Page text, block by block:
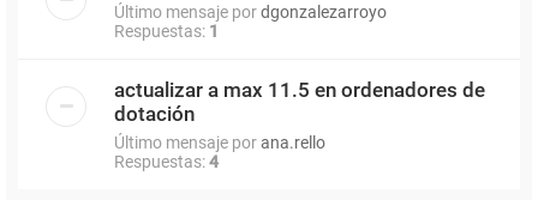
Último mensaje pordgonzalezarroyo
Respuestas: 1
actualizar a max 11.5 en ordenadores de
dotación
Último mensaje porana.rello
Respuestas:4